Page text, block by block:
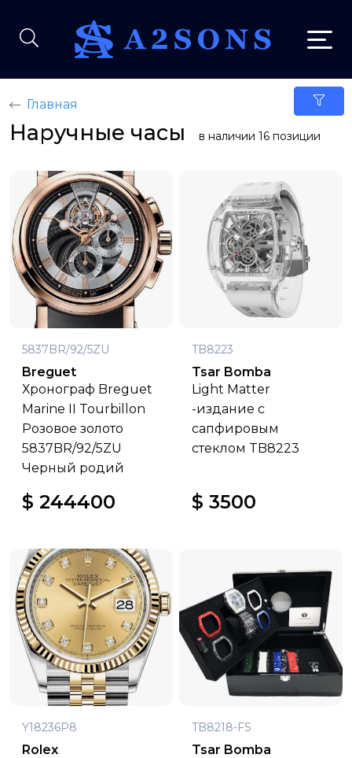
Главная
Наручные часы в наличии 16 позиции
5837BR/92/5ZU
Breguet
Хронограф Breguet
Marine II Tourbillon
Розовое золото
5837BR/92/5ZU
Черный родий
$ 244400
TB8223
Tsar Bomba
Light Matter
-издание с
сапфировым
стеклом TB8223
$ 3500
Y18236P8
Rolex
TB8218-FS
Tsar Bomba